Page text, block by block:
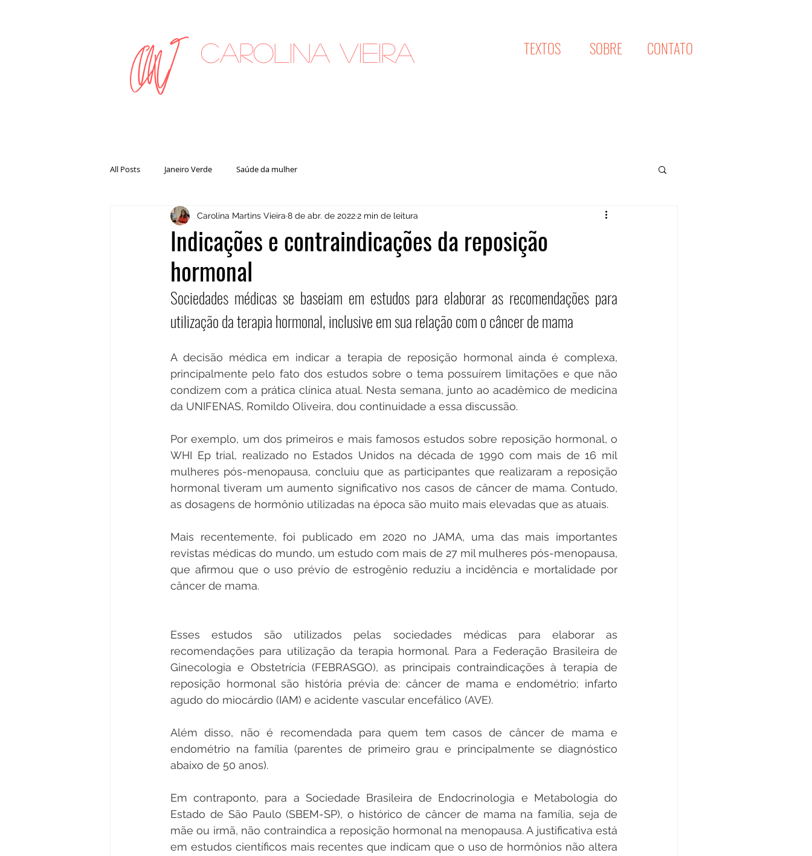
TEXTOS SOBRE CONTATO
Carolina Vieira
All Posts Janeiro Verde Saúde da mulher
Indicações e contraindicações da reposição
hormonal
Carolina Martins Vieira 8 de abr. de 20222 min de leitura
Sociedades médicas se baseiam em estudos para elaborar as recomendações para
utilização da terapia hormonal, inclusive em sua relação com o câncer de mama
A decisão médica em indicar a terapia de reposição hormonal ainda é complexa,
principalmente pelo fato dos estudos sobre o tema possuírem limitações e que não
condizem com a prática clínica atual. Nesta semana, junto ao acadêmico de medicina
da UNIFENAS, Romildo Oliveira, dou continuidade a essa discussão.
Por exemplo, um dos primeiros e mais famosos estudos sobre reposição hormonal, o
WHI Ep trial, realizado no Estados Unidos na década de 1990 com mais de 16 mil
mulheres pós-menopausa, concluiu que as participantes que realizaram a reposição
hormonal tiveram um aumento significativo nos casos de câncer de mama. Contudo,
as dosagens de hormônio utilizadas na época são muito mais elevadas que as atuais.
Mais recentemente, foi publicado em 2020 no JAMA, uma das mais importantes
revistas médicas do mundo, um estudo com mais de 27 mil mulheres pós-menopausa,
que afirmou que o uso prévio de estrogênio reduziu a incidência e mortalidade por
câncer de mama.
Esses estudos são utilizados pelas sociedades médicas para elaborar as
recomendações para utilização da terapia hormonal. Para a Federação Brasileira de
Ginecologia e Obstetrícia (FEBRASGO), as principais contraindicações à terapia de
reposição hormonal são história prévia de: câncer de mama e endométrio; infarto
agudo do miocárdio (IAM) e acidente vascular encefálico (AVE).
Além disso, não é recomendada para quem tem casos de câncer de mama e
endométrio na família (parentes de primeiro grau e principalmente se diagnóstico
abaixo de 50 anos).
Em contraponto, para a Sociedade Brasileira de Endocrinologia e Metabologia do
Estado de São Paulo (SBEM-SP), o histórico de câncer de mama na família, seja de
mãe ou irmã, não contraindica a reposição hormonal na menopausa. A justificativa está
em estudos científicos mais recentes que indicam que o uso de hormônios não altera